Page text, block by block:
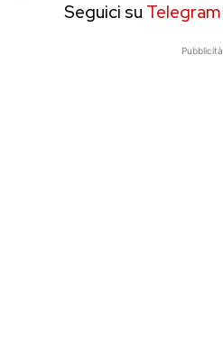
Seguici su Telegram
Pubblicità